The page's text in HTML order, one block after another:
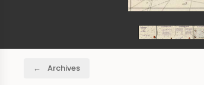
Archives